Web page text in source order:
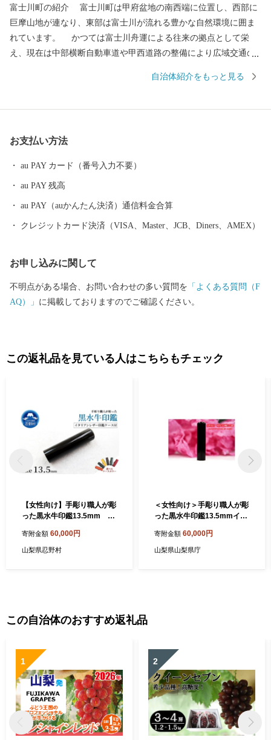
富士川町の紹介 富士川町は甲府盆地の南西端に位置し、西部に
巨摩山地が連なり、東部は富士川が流れる豊かな自然環境に囲ま
れています。 かつては富士川舟運による往来の拠点として栄
え、現在は中部横断自動車道や甲西道路の整備により広域交通の
い、舂米・平林・穂積の棚田、大柳川渓谷の紅葉、高下のダイヤ
間地域の過疎化も進行している状況ですが、移住定住や交流人口
の増加を推進しています。 ふるさとへの思い… 富士川の瀬音、
日々… ふるさとを離れ、都会でご活躍の皆さまにとって、ふる
さとの思い出は、数多くあると思います。 富士川町では、地域
の資源を守り、「暮らしと自然が輝く 交流のまち」をめざし
になっていただきたいと思います。
自治体紹介をもっと見る
お支払い方法
au PAY カード（番号入力不要）
au PAY 残高
au PAY（auかんたん決済）通信料金合算
クレジットカード決済（VISA、Master、JCB、Diners、AMEX）
お申し込みに関して
不明点がある場合、お問い合わせの多い質問を 「よくある質問（F
AQ）」 に掲載しておりますのでご確認ください。
この返礼品を見ている人はこちらもチェック
【女性向け】手彫り職人が彫
った黒水牛印鑑13.5mm イ
き
寄附金額 60,000円
山梨県忍野村
＜女性向け＞手彫り職人が彫
った黒水牛印鑑13.5mmイタ
【1247086】
寄附金額 60,000円
山梨県山梨県庁
この自治体のおすすめ返礼品
1 2